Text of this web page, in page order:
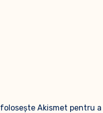
Akismet pentru a